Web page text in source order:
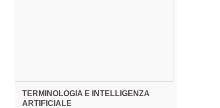
TERMINOLOGIA E INTELLIGENZA
ARTIFICIALE